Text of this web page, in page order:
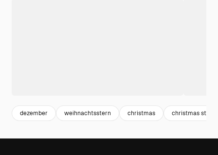
dezember weihnachtsstern christmas christmas star